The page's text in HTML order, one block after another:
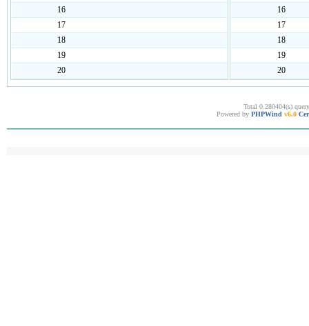
16
17
18
19
20
16
17
18
19
20
Total 0.280404(s)
Powered by PHPWind v6.0